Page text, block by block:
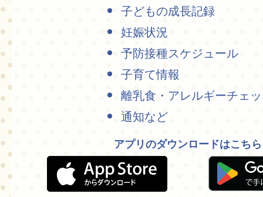
子どもの成長記録
妊娠状況
予防接種スケジュール
子育て情報
離乳食・アレルギーチェ
通知など
アプリのダウンロードはこちら